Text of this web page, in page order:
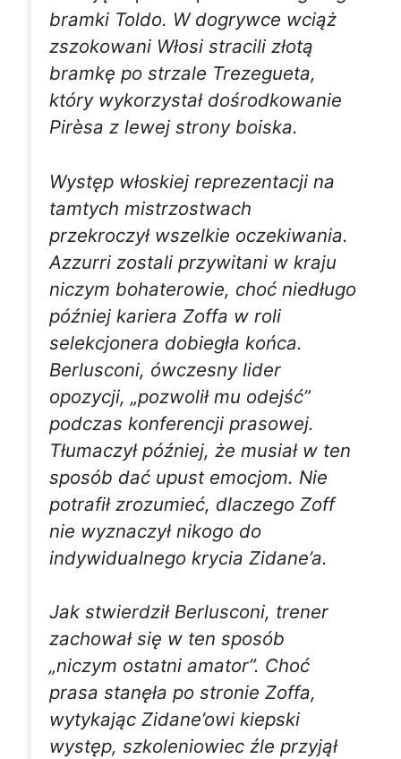
bramki Toldo. W dogrywce wciąż
zszokowani Włosi stracili złotą
bramkę po strzale Trezegueta,
który wykorzystał dośrodkowanie
Pirèsa z lewej strony boiska.
Występ włoskiej reprezentacji na
tamtych mistrzostwach
przekroczył wszelkie oczekiwania.
Azzurri zostali przywitani w kraju
niczym bohaterowie, choć niedługo
później kariera Zoffa w roli
selekcjonera dobiegła końca.
Berlusconi, ówczesny lider
opozycji, „pozwolił mu odejść”
podczas konferencji prasowej.
Tłumaczył później, że musiał w ten
sposób dać upust emocjom. Nie
potrafił zrozumieć, dlaczego Zoff
nie wyznaczył nikogo do
indywidualnego krycia Zidane’a.
Jak stwierdził Berlusconi, trener
zachował się w ten sposób
„niczym ostatni amator”. Choć
prasa stanęła po stronie Zoffa,
wytykając Zidane’owi kiepski
występ, szkoleniowiec źle przyjął